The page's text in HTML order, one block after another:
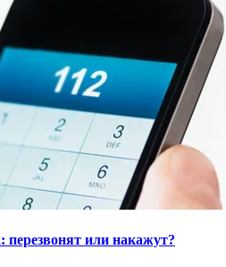
или накажут?